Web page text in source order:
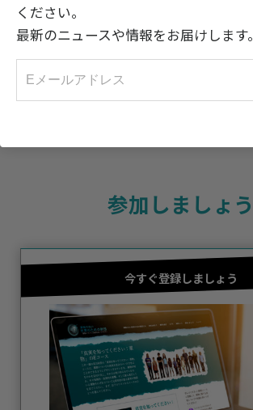
処方鎮痛剤への依存を示す危険信号
真実を知ってください：
薬物
参加しましょう
今すぐ登録しましょう
ください。
最新のニュースや情報をお届けします。